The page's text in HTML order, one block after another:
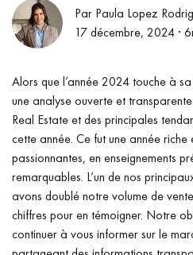
Par Paula Lopez
17 décembre, 2024 ·
Alors que l’année 2024 touche à
une analyse ouverte et
Real Estate et des principales
cette année. Ce fut une année riche
passionnantes, en enseignements
remarquables. L’un de nos
avons doublé notre volume de
chiffres pour en témoigner. Notre
continuer à vous informer sur le